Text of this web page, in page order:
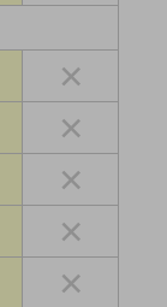
×
×
×
×
×